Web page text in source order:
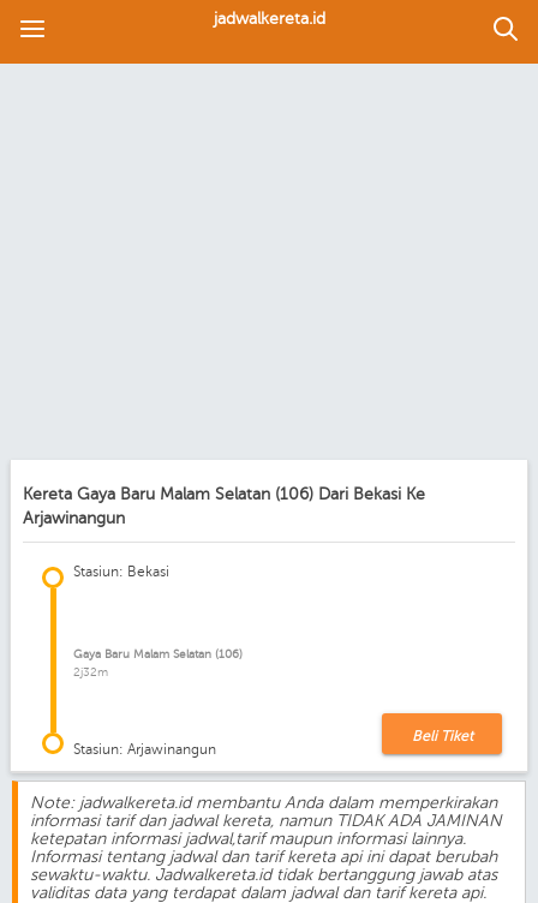
jadwalkereta.id
Kereta Gaya Baru Malam Selatan (106) Dari Bekasi Ke
Arjawinangun
Stasiun: Bekasi
Gaya Baru Malam Selatan (106)
2j32m
Stasiun: Arjawinangun
Beli Tiket
Note: jadwalkereta.id membantu Anda dalam memperkirakan
informasi tarif dan jadwal kereta, namun TIDAK ADA JAMINAN
ketepatan informasi jadwal,tarif maupun informasi lainnya.
Informasi tentang jadwal dan tarif kereta api ini dapat berubah
sewaktu-waktu. Jadwalkereta.id tidak bertanggung jawab atas
validitas data yang terdapat dalam jadwal dan tarif kereta api.